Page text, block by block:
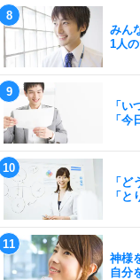
みん
1人
「い
「
「
「
神様
自分